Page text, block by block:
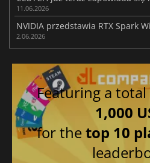
11.06.2026
2.06.2026
Featuring a
1,000
for thetop 10